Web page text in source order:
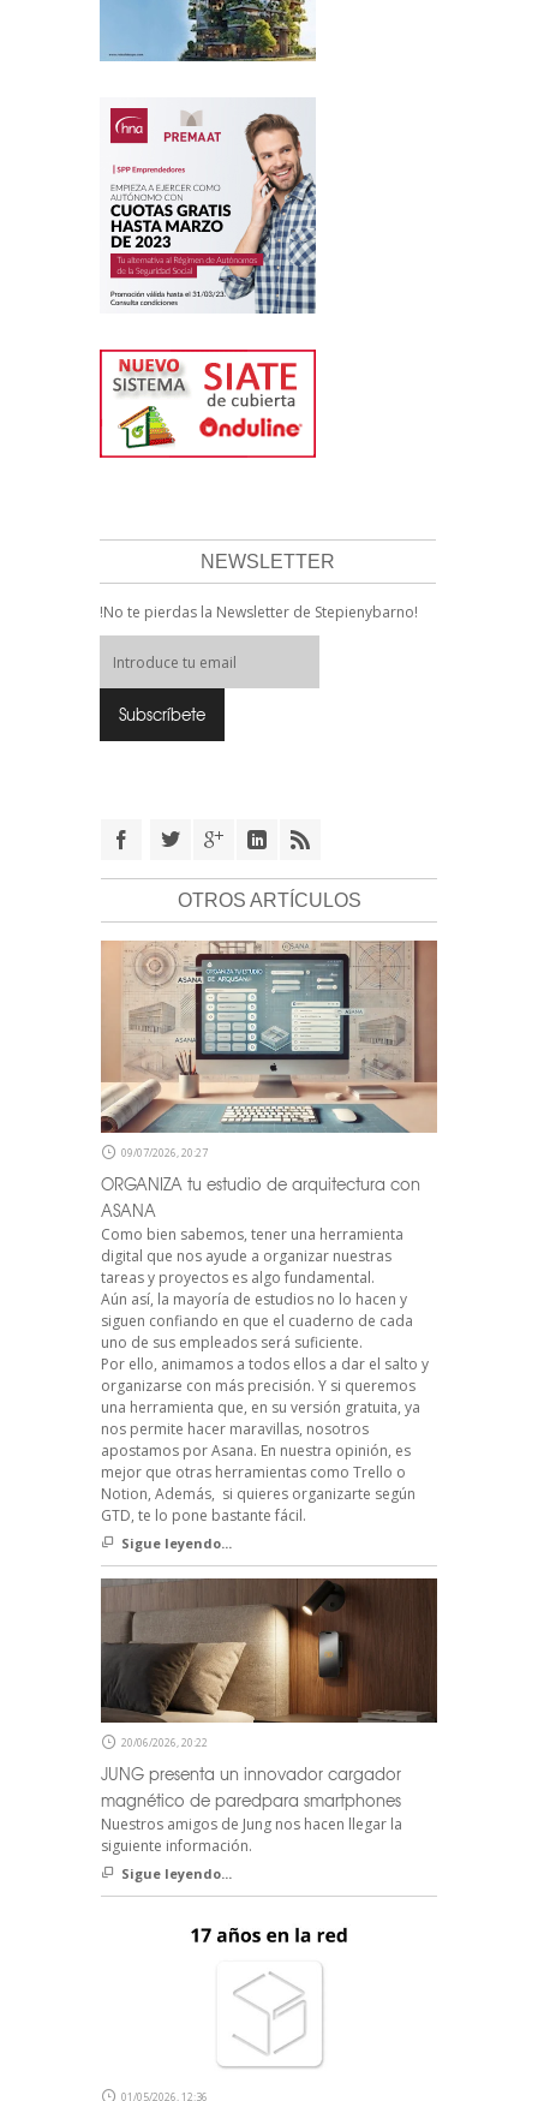
NEWSLETTER
!No te pierdas la Newsletter de Stepienybarno!
OTROS ARTÍCULOS
09/07/2026, 20:27
ORGANIZA tu estudio de arquitectura con
ASANA
Como bien sabemos, tener una herramienta
digital que nos ayude a organizar nuestras
tareas y proyectos es algo fundamental.
Aún así, la mayoría de estudios no lo hacen y
siguen confiando en que el cuaderno de cada
uno de sus empleados será suficiente.
Por ello, animamos a todos ellos a dar el salto y
organizarse con más precisión. Y si queremos
una herramienta que, en su versión gratuita, ya
nos permite hacer maravillas, nosotros
apostamos por Asana. En nuestra opinión, es
mejor que otras herramientas como Trello o
Notion, Además, si quieres organizarte según
GTD, te lo pone bastante fácil.
Sigue leyendo...
20/06/2026, 20:22
JUNG presenta un innovador cargador
magnético de paredpara smartphones
Nuestros amigos de Jung nos hacen llegar la
siguiente información.
Sigue leyendo...
01/05/2026, 12:36